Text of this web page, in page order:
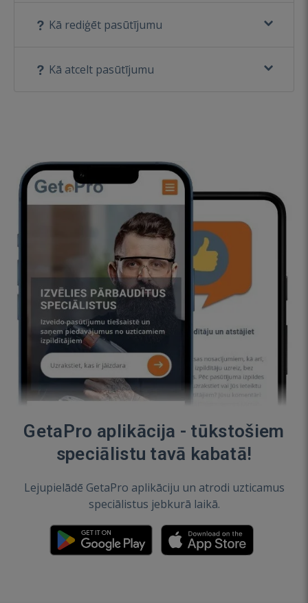
Kā rediģēt pasūtījumu
Kā atcelt pasūtījumu
GetaPro aplikācija - tūkstošiem
speciālistu tavā kabatā!
Lejupielādē GetaPro aplikāciju un atrodi uzticamus
speciālistus jebkurā laikā.